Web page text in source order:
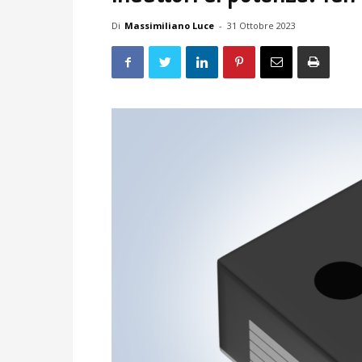
Di Massimiliano Luce - 31 Ottobre 2023